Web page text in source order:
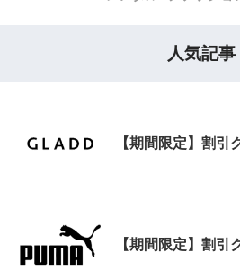
人気記事
【期間限定】割引
【期間限定】割引